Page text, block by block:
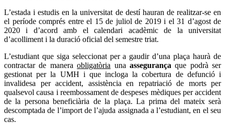
L’estada i estudis en la universitat de destí hauran de realitzar-se en
el període comprés entre el 15 de juliol de 2019 i el 31 d’agost de
2020 i d’acord amb el calendari acadèmic de la universitat
d’acolliment i la duració oficial del semestre triat.
L’estudiant que siga seleccionat per a gaudir d’una plaça haurà de
contractar de maneraobligatòria una assegurançaque podrà ser
gestionat per la UMH i que incloga la cobertura de defunció i
invalidesa per accident, assistència en repatriació de morts per
qualsevol causa i reembossament de despeses mèdiques per accident
de la persona beneficiària de la plaça. La prima del mateix serà
descomptada de l’import de l’ajuda assignada a l’estudiant, en el seu
cas.